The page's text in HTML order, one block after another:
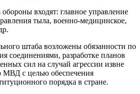
входят: главное управление
тыла, военно-медицинское,
штаба возложены обязанности по
соединениями, разработке планов
сил на случай агрессии извне
МВД с целью обеспечения
порядка в стране.